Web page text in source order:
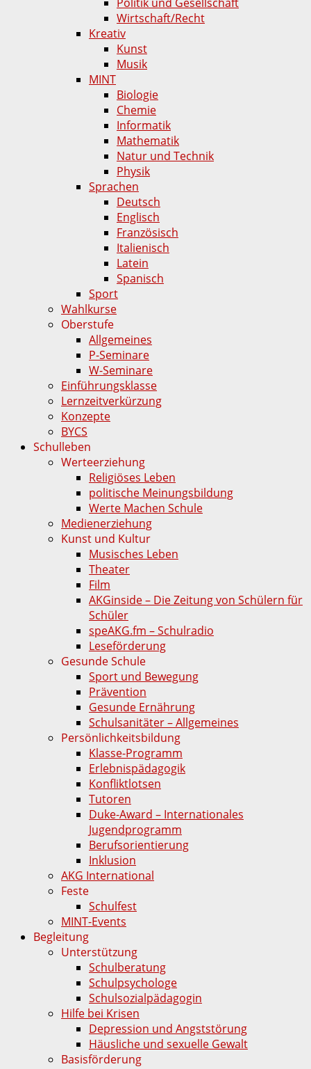
Wirtschaft/Recht
Kreativ
Kunst
Musik
MINT
Biologie
Chemie
Informatik
Mathematik
Natur und Technik
Physik
Sprachen
Deutsch
Englisch
Französisch
Italienisch
Latein
Spanisch
Sport
Wahlkurse
Oberstufe
Allgemeines
P-Seminare
W-Seminare
Einführungsklasse
Lernzeitverkürzung
Konzepte
BYCS
Schulleben
Werteerziehung
Religiöses Leben
politische Meinungsbildung
Werte Machen Schule
Medienerziehung
Kunst und Kultur
Musisches Leben
Theater
Film
AKGinside – Die Zeitung von Schülern für
Schüler
speAKG.fm – Schulradio
Leseförderung
Gesunde Schule
Sport und Bewegung
Prävention
Gesunde Ernährung
Schulsanitäter – Allgemeines
Persönlichkeitsbildung
Klasse-Programm
Erlebnispädagogik
Konfliktlotsen
Tutoren
Duke-Award – Internationales
Jugendprogramm
Berufsorientierung
Inklusion
AKG International
Feste
Schulfest
MINT-Events
Begleitung
Unterstützung
Schulberatung
Schulpsychologe
Schulsozialpädagogin
Hilfe bei Krisen
Depression und Angststörung
Häusliche und sexuelle Gewalt
Basisförderung